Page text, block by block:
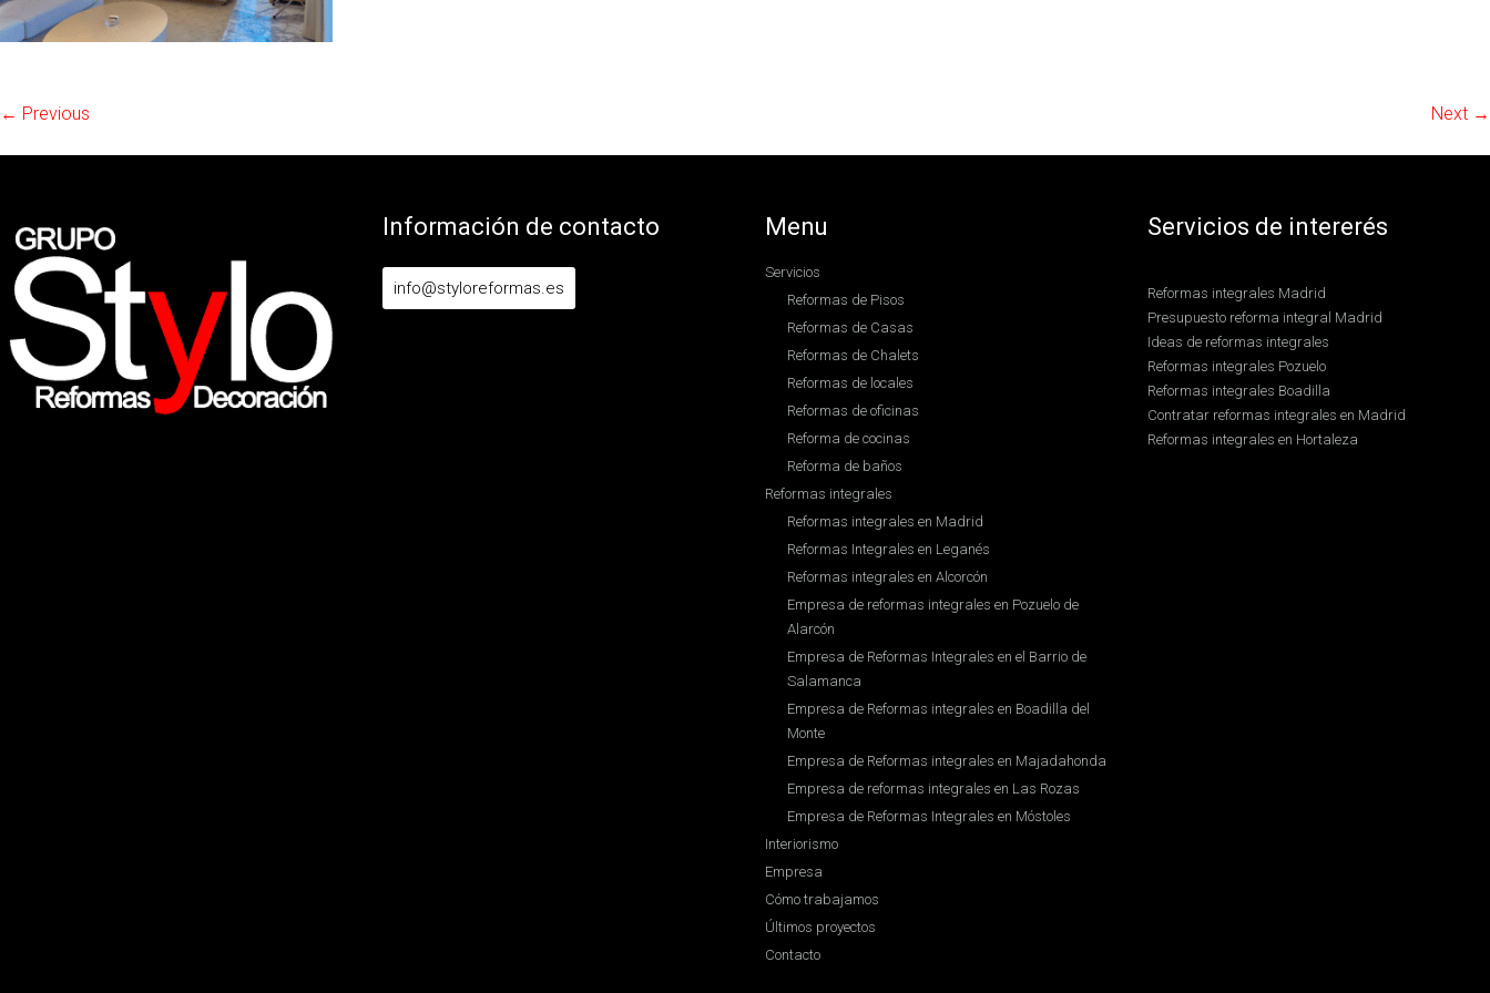
← Previous Next →
Información de contacto
info@styloreformas.es
Menu
Servicios
Reformas de Pisos
Reformas de Casas
Reformas de Chalets
Reformas de locales
Reformas de oficinas
Reforma de cocinas
Reforma de baños
Reformas integrales
Reformas integrales en Madrid
Reformas Integrales en Leganés
Reformas integrales en Alcorcón
Empresa de reformas integrales en Pozuelo de
Alarcón
Empresa de Reformas Integrales en el Barrio de
Salamanca
Empresa de Reformas integrales en Boadilla del
Monte
Empresa de Reformas integrales en Majadahonda
Empresa de reformas integrales en Las Rozas
Empresa de Reformas Integrales en Móstoles
Interiorismo
Empresa
Cómo trabajamos
Últimos proyectos
Contacto
Servicios de intererés
Reformas integrales Madrid
Presupuesto reforma integral Madrid
Ideas de reformas integrales
Reformas integrales Pozuelo
Reformas integrales Boadilla
Contratar reformas integrales en Madrid
Reformas integrales en Hortaleza